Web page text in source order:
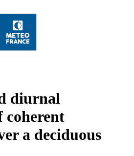
diurnal
coherent
a deciduous